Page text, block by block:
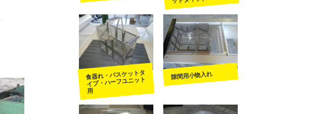
食器れ・バスケットタ
イプ・ハーフユニット
用
隙間用小物入れ